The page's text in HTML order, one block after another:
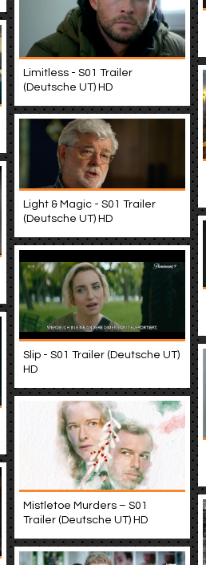
Limitless - S01 Trailer
(Deutsche UT) HD
Light & Magic - S01 Trailer
(Deutsche UT) HD
Slip - S01 Trailer (Deutsche UT)
HD
Mistletoe Murders – S01
Trailer (Deutsche UT) HD